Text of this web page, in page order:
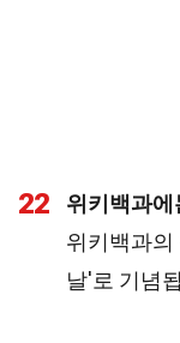
22
위키백과에
위키백과의
날'로 기념